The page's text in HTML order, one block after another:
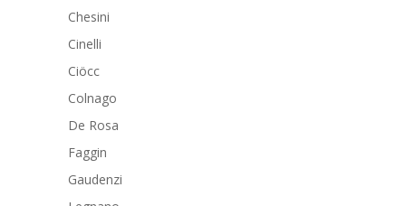
Chesini
Cinelli
Ciöcc
Colnago
De Rosa
Faggin
Gaudenzi